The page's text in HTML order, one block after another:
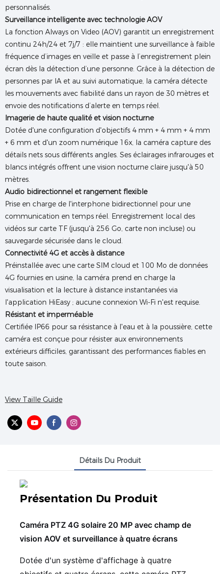
personnalisés.
Surveillance intelligente avec technologie AOV
La fonction Always on Video (AOV) garantit un enregistrement
continu 24h/24 et 7j/7 : elle maintient une surveillance à faible
fréquence d’images en veille et passe à l’enregistrement plein
écran dès la détection d’une personne. Grâce à la détection de
personnes par IA et au suivi automatique, la caméra détecte
les mouvements avec fiabilité dans un rayon de 30 mètres et
envoie des notifications d’alerte en temps réel.
Imagerie de haute qualité et vision nocturne
Dotée d'une configuration d'objectifs 4 mm + 4 mm + 4 mm
+ 6 mm et d'un zoom numérique 16x, la caméra capture des
détails nets sous différents angles. Ses éclairages infrarouges et
blancs intégrés offrent une vision nocturne claire jusqu'à 50
mètres.
Audio bidirectionnel et rangement flexible
Prise en charge de l'interphone bidirectionnel pour une
communication en temps réel. Enregistrement local des
vidéos sur carte TF (jusqu'à 256 Go, carte non incluse) ou
sauvegarde sécurisée dans le cloud.
Connectivité 4G et accès à distance
Préinstallée avec une carte SIM cloud et 100 Mo de données
4G fournies en usine, la caméra prend en charge la
visualisation et la lecture à distance instantanées via
l'application HiEasy ; aucune connexion Wi-Fi n'est requise.
Résistant et imperméable
Certifiée IP66 pour sa résistance à l'eau et à la poussière, cette
caméra est conçue pour résister aux environnements
extérieurs difficiles, garantissant des performances fiables en
toute saison.
View Taille Guide
Détails Du Produit
Présentation Du Produit
Caméra PTZ 4G solaire 20 MP avec champ de
vision AOV et surveillance à quatre écrans
Dotée d'un système d'affichage à quatre